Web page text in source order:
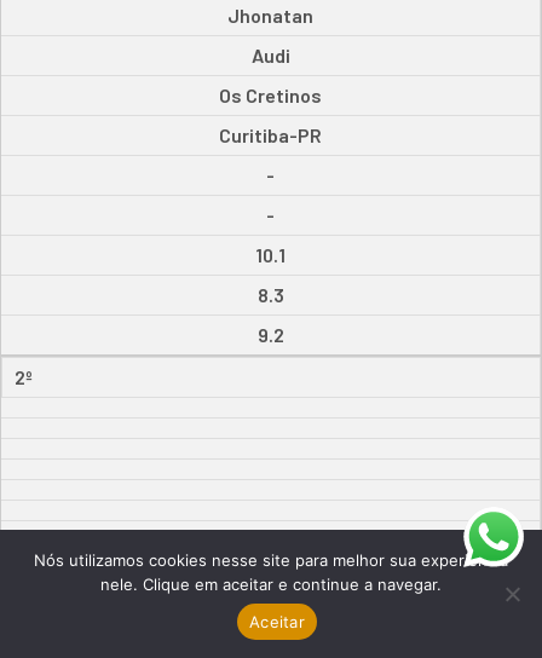
Jhonatan
Audi
Os Cretinos
Curitiba-PR
-
-
10.1
8.3
9.2
2º
Nós utilizamos cookies nesse site para melhor sua experiência
nele. Clique em aceitar e continue a navegar.
Aceitar